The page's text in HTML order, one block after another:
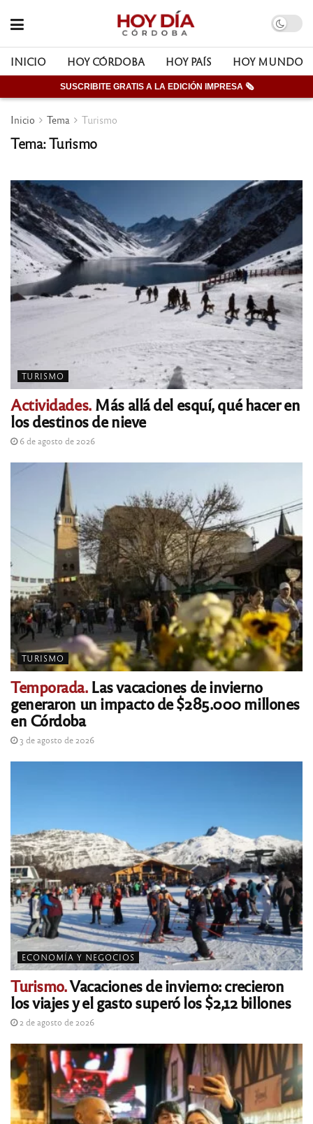
INICIO HOY CÓRDOBA HOY PAÍS HOY MUNDO
SUSCRIBITE GRATIS A LA EDICIÓN IMPRESA 🗞
Inicio Tema Turismo
Tema: Turismo
TURISMO
Actividades.Más allá del esquí, qué hacer en
los destinos de nieve
6 de agosto de 2026
TURISMO
Temporada.Las vacaciones de invierno
generaron un impacto de $285.000 millones
en Córdoba
3 de agosto de 2026
ECONOMÍA Y NEGOCIOS
Turismo.Vacaciones de invierno: crecieron
los viajes y el gasto superó los $2,12 billones
2 de agosto de 2026